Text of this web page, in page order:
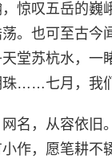
惊叹五岳的巍
。也可至古今
堂苏杭水，一
珠……七月，我
名，从容依旧
作，愿笔耕不